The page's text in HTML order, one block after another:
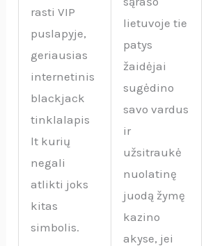
rasti VIP
puslapyje,
geriausias
internetinis
blackjack
tinklalapis
lt kurių
negali
atlikti joks
kitas
simbolis.
lietuvoje tie
patys
žaidėjai
sugėdino
savo vardus
ir
užsitraukė
nuolatinę
juodą žymę
kazino
akyse, jei